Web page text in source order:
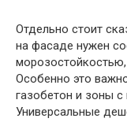
Отдельно стоит
на фасаде нужен
Особенно это
газобетон и зоны
Универсальные